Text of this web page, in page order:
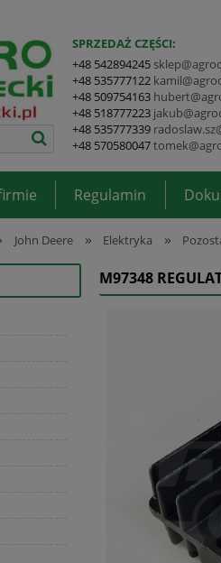
SPRZEDAŻ CZĘŚCI:
+48 542894245
+48 535777122
+48 509754163
+48 518777223
+48 535777339
+48 570580047
Regulamin
John Deere » Elektryka »
M97348